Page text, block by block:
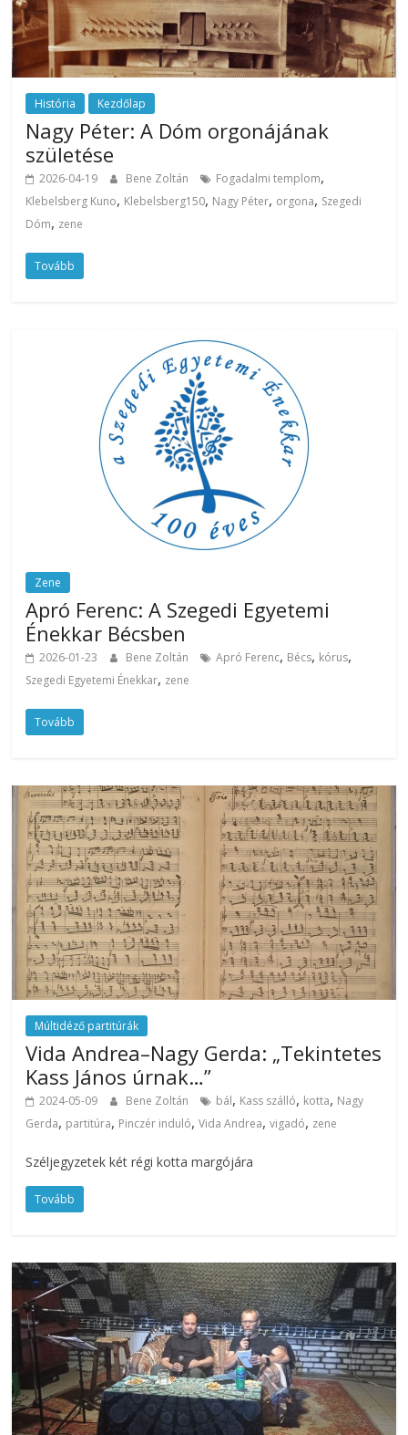
História Kezdőlap
Nagy Péter: A Dóm orgonájának
születése
2026-04-19 Bene Zoltán Fogadalmi templom,
Klebelsberg Kuno, Klebelsberg150, Nagy Péter, orgona, Szegedi
Dóm, zene
Tovább
Zene
Apró Ferenc: A Szegedi Egyetemi
Énekkar Bécsben
2026-01-23 Bene Zoltán Apró Ferenc, Bécs, kórus,
Szegedi Egyetemi Énekkar, zene
Tovább
Múltidéző partitúrák
Vida Andrea–Nagy Gerda: „Tekintetes
Kass János úrnak…”
2024-05-09 Bene Zoltán bál, Kass szálló, kotta, Nagy
Gerda, partitúra, Pinczér induló,Vida Andrea,vigadó, zene
Széljegyzetek két régi kotta margójára
Tovább